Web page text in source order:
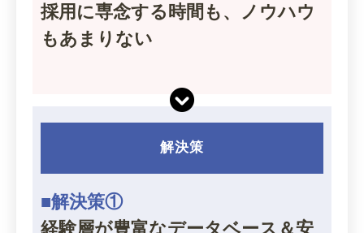
採用に専念する時間も、ノウハウ
もあまりない
解決策
■解決策①
経験層が豊富なデータベース＆安